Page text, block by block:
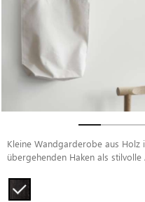
Kleine Wandgarderobe aus Holz
übergehenden Haken als